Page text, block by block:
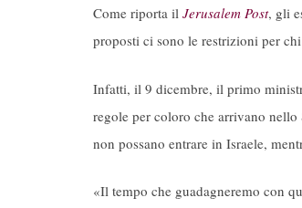
Come riporta il Jerusalem Post, gli
proposti ci sono le restrizioni per
Infatti, il 9 dicembre, il primo
regole per coloro che arrivano
non possano entrare in Israele,
«Il tempo che guadagneremo con